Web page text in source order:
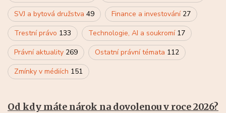
SVJ a bytová družstva 49 Finance a investování 27
Trestní právo 133 Technologie, AI a soukromí 17
Právní aktuality 269 Ostatní právní témata 112
Zmínky v médiích 151
Od kdy máte nárok na dovolenou v roce 2026?